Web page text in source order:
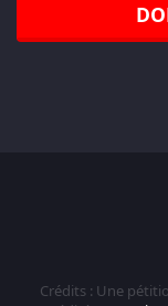
Crédits : Une